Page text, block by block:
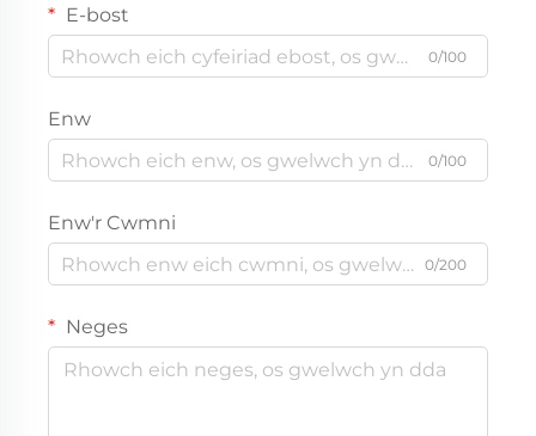
E-bost
0/100
Enw
0/100
Enw'r Cwmni
0/200
Neges